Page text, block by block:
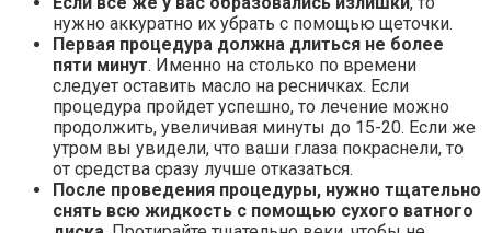
нужно аккуратно их убрать с помощью щеточки.
Первая процедура должна длиться не более
пяти минут. Именно на столько по времени
следует оставить масло на ресничках. Если
процедура пройдет успешно, то лечение можно
продолжить, увеличивая минуты до 15-20. Если же
утром вы увидели, что ваши глаза покраснели, то
от средства сразу лучше отказаться.
После проведения процедуры, нужно тщательно
снять всю жидкость с помощью сухого ватного